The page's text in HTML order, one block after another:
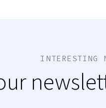
INTERESTING